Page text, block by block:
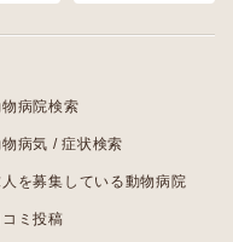
病院検索
病気 / 症状検索
を募集している動物病院
コミ投稿